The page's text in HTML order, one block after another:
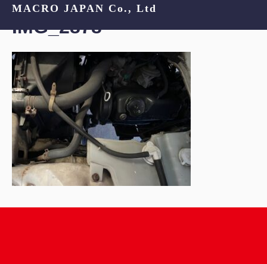
MACRO JAPAN Co., Ltd
IMG_2878